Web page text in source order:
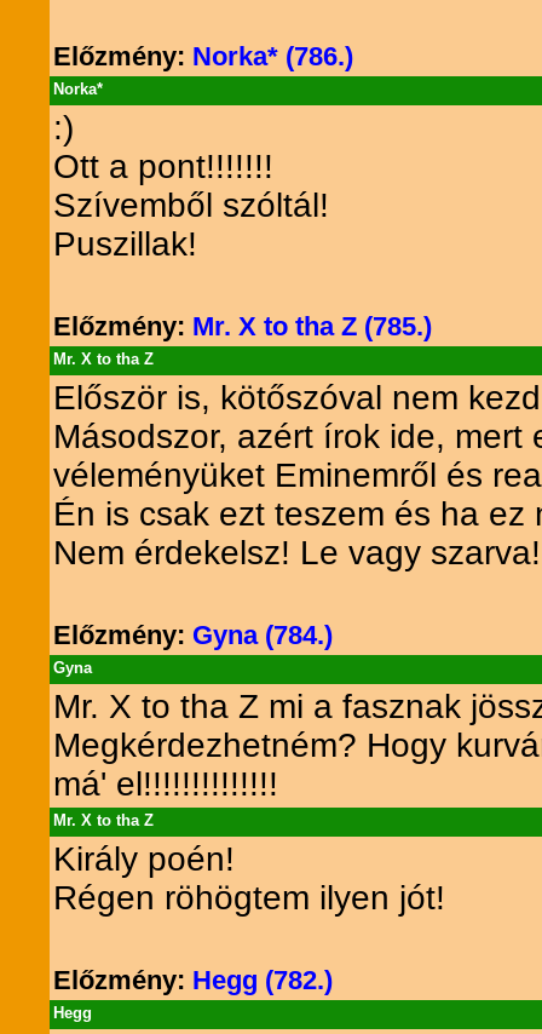
Előzmény: Norka* (786.)
Norka*
:)
Ott a pont!!!!!!!
Szívemből szóltál!
Puszillak!
Előzmény: Mr. X to tha Z (785.)
Mr. X to tha Z
Először is, kötőszóval nem
Másodszor, azért írok ide,
véleményüket Eminemről és
Én is csak ezt teszem és ha
Nem érdekelsz! Le vagy szarva!
Előzmény: Gyna (784.)
Gyna
Mr. X to tha Z mi a fasznak
Megkérdezhetném? Hogy
má' el!!!!!!!!!!!!!!
Mr. X to tha Z
Király poén!
Régen röhögtem ilyen jót!
Előzmény: Hegg (782.)
Hegg